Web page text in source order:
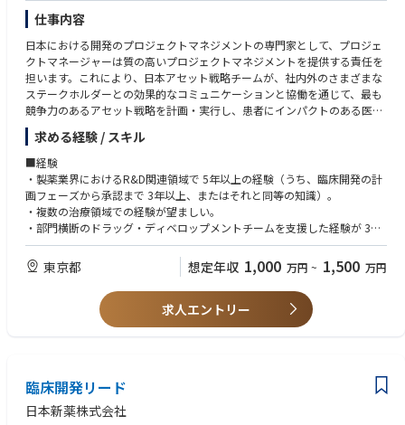
仕事内容
日本における開発のプロジェクトマネジメントの専門家として、プロジェ
クトマネージャーは質の高いプロジェクトマネジメントを提供する責任を
担います。これにより、日本アセット戦略チームが、社内外のさまざまな
ステークホルダーとの効果的なコミュニケーションと協働を通じて、最も
競争力のあるアセット戦略を計画・実行し、患者にインパクトのある医薬
品を届けられるようにします。
求める経験 / スキル
■経験
・製薬業界におけるR&D関連領域で 5年以上の経験（うち、臨床開発の計
画フェーズから承認まで 3年以上、またはそれと同等の知識）。
・複数の治療領域での経験が望ましい。
・部門横断のドラッグ・ディベロップメントチームを支援した経験が 3年
以上。
・グローバル環境での実務経験。
・ライフサイエンスまたは関連分野の学士号。
・高度な学位が望ましい（MSc / PhD / MBA など）または、関連する教
・英語（口頭・文書）のコミュニケーションスキルが良好であること（TO
EIC 750以上、または同等）。
東京都 想定年収 1,000 万円 ~ 1,500 万円
求人エントリー
臨床開発リード
日本新薬株式会社